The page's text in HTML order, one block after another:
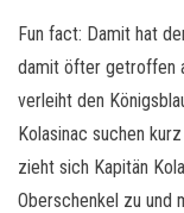
Fun fact: Damit hat
damit öfter getroffen
verleiht den
Kolasinac suchen
zieht sich Kapitän
Oberschenkel zu und